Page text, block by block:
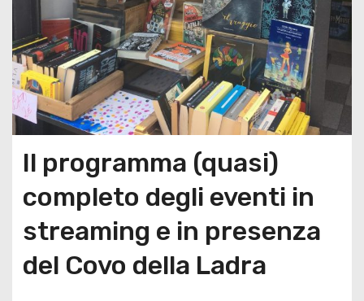
Il programma (quasi)
completo degli eventi in
streaming e in presenza
del Covo della Ladra